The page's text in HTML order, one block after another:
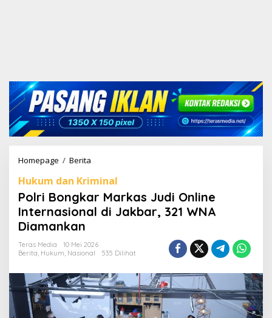
Homepage / Berita
l
r
i
B
g
k
r
M
a
Hukum dan Kriminal
Polri Bongkar Markas Judi Online
Internasional di Jakbar, 321 WNA
Diamankan
Teras Media
10 Mei 2026
Berita, Hukum, Nasional 535 Dilihat